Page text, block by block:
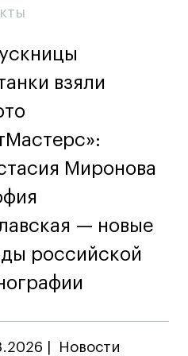
info@britishdesign.ru
info@britishdesign.ru
взяли
Миронова
— новые
российской
Новости